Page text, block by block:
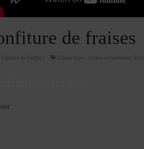
de fraises
Cuisine de Fadila Classé dans : crème et confiture